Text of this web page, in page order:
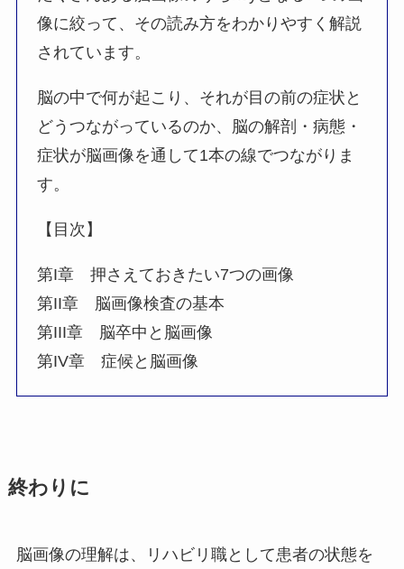
像に絞って、その読み方をわかりやすく解説
されています。
脳の中で何が起こり、それが目の前の症状と
どうつながっているのか、脳の解剖・病態・
症状が脳画像を通して1本の線でつながりま
す。
【目次】
第I章 押さえておきたい7つの画像
第II章 脳画像検査の基本
第III章 脳卒中と脳画像
第IV章 症候と脳画像
終わりに
脳画像の理解は、リハビリ職として患者の状態を